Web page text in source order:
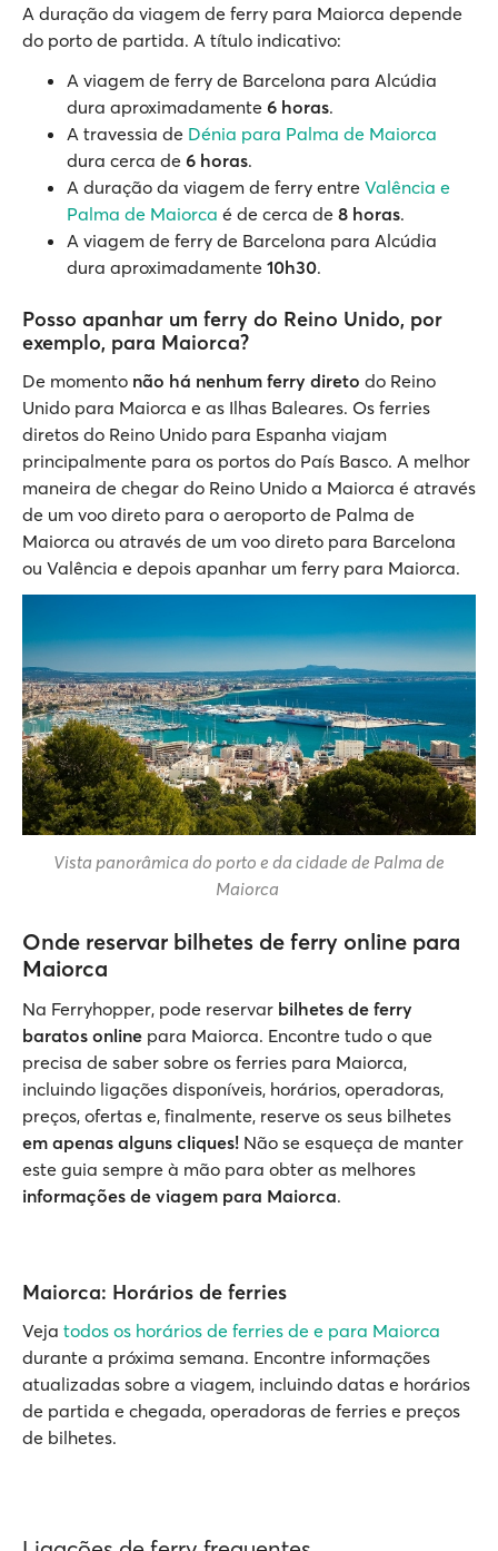
A duração da viagem de ferry para Maiorca depende
do porto de partida. A título indicativo:
A viagem de ferry de Barcelona para Alcúdia
dura aproximadamente 6 horas.
A travessia de Dénia para Palma de Maiorca
dura cerca de 6 horas.
A duração da viagem de ferry entre Valência e
Palma de Maiorca é de cerca de 8 horas.
A viagem de ferry de Barcelona para Alcúdia
dura aproximadamente 10h30.
Posso apanhar um ferry do Reino Unido, por
exemplo, para Maiorca?
De momento não há nenhum ferry direto do Reino
Unido para Maiorca e as Ilhas Baleares. Os ferries
diretos do Reino Unido para Espanha viajam
principalmente para os portos do País Basco. A melhor
maneira de chegar do Reino Unido a Maiorca é através
de um voo direto para o aeroporto de Palma de
Maiorca ou através de um voo direto para Barcelona
ou Valência e depois apanhar um ferry para Maiorca.
Vista panorâmica do porto e da cidade de Palma de
Maiorca
Onde reservar bilhetes de ferry online para
Maiorca
Na Ferryhopper, pode reservar bilhetes de ferry
baratos online para Maiorca. Encontre tudo o que
precisa de saber sobre os ferries para Maiorca,
incluindo ligações disponíveis, horários, operadoras,
preços, ofertas e, finalmente, reserve os seus bilhetes
em apenas alguns cliques! Não se esqueça de manter
este guia sempre à mão para obter as melhores
informações de viagem para Maiorca.
Maiorca: Horários de ferries
Veja todos os horários de ferries de e para Maiorca
durante a próxima semana. Encontre informações
atualizadas sobre a viagem, incluindo datas e horários
de partida e chegada, operadoras de ferries e preços
de bilhetes.